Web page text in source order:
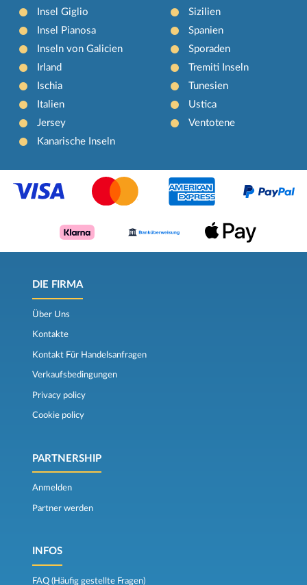
Insel Giglio
Insel Pianosa
Inseln von Galicien
Irland
Ischia
Italien
Jersey
Kanarische Inseln
Sizilien
Spanien
Sporaden
Tremiti Inseln
Tunesien
Ustica
Ventotene
DIE FIRMA
Über Uns
Kontakte
Kontakt Für Handelsanfragen
Verkaufsbedingungen
Privacy policy
Cookie policy
PARTNERSHIP
Anmelden
Partner werden
INFOS
FAQ (Häufig gestellte Fragen)